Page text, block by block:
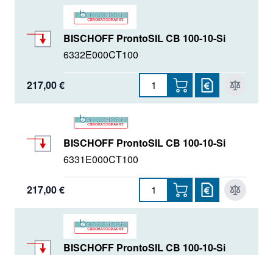
BISCHOFF ProntoSIL CB 100-10-Si
6332E000CT100
217,00 €
BISCHOFF ProntoSIL CB 100-10-Si
6331E000CT100
217,00 €
BISCHOFF ProntoSIL CB 100-10-Si